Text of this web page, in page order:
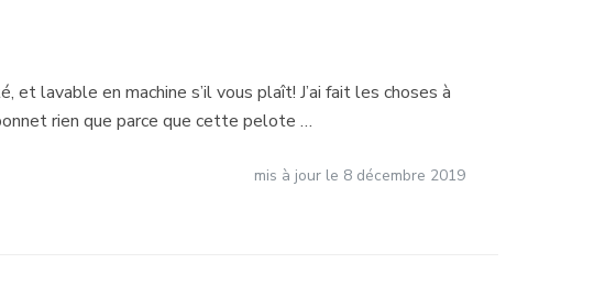
lavable en machine s’il vous plaît! J’ai fait les choses à
rien que parce que cette pelote …
mis à jour le 8 décembre 2019